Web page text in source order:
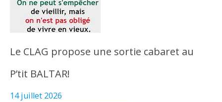
Le CLAG propose une sortie cabaret au
P’tit BALTAR!
14 juillet 2026